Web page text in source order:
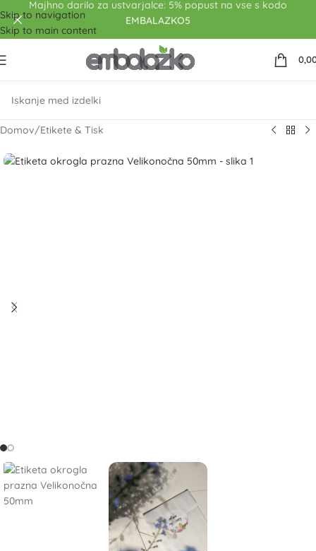
Skip to navigation
Skip to main content
Majhno darilo za ustvarjalce: 5% popust na vse s kodo
EMBALAZKO5
Domov/Etikete & Tisk